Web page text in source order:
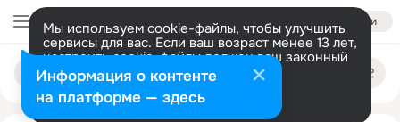
Войти
Мы используем cookie-файлы, чтобы улучшить
сервисы для вас. Если ваш возраст менее 13 лет,
настроить cookie-файлы должен ваш законный
представитель. Больше информации
Разрешить все Настроить
Поиск
людям
veronika svetlova
Информация о контенте
на платформе — здесь